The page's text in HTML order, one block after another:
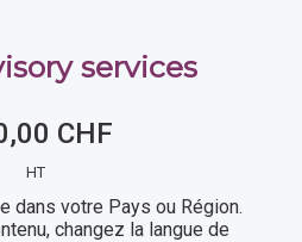
services
CHF
HT
dans votre Pays ou Région.
changez la langue de